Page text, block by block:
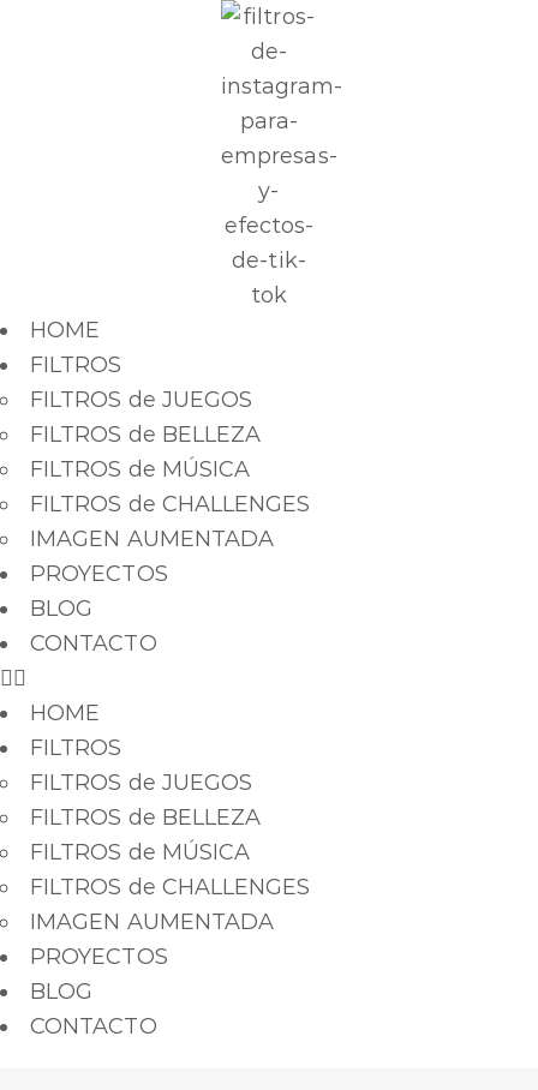
HOME
FILTROS
FILTROS de JUEGOS
FILTROS de BELLEZA
FILTROS de MÚSICA
FILTROS de CHALLENGES
IMAGEN AUMENTADA
PROYECTOS
BLOG
CONTACTO
HOME
FILTROS
FILTROS de JUEGOS
FILTROS de BELLEZA
FILTROS de MÚSICA
FILTROS de CHALLENGES
IMAGEN AUMENTADA
PROYECTOS
BLOG
CONTACTO